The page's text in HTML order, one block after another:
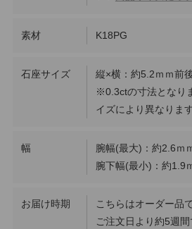
素材 K18PG
石座サイズ
縦×横：約5.2ｍｍ前
※0.3ctの寸法となり
イズにより異なります
幅
腕幅(最大)：約2.6ｍ
腕下幅(最小)：約1.9
お届け時期
こちらはオーダー品で
ご注文日より約5週